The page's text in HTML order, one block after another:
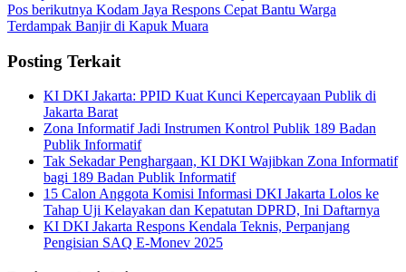
Pos berikutnya Kodam Jaya Respons Cepat Bantu Warga
Terdampak Banjir di Kapuk Muara
Posting Terkait
KI DKI Jakarta: PPID Kuat Kunci Kepercayaan Publik di
Jakarta Barat
Zona Informatif Jadi Instrumen Kontrol Publik 189 Badan
Publik Informatif
Tak Sekadar Penghargaan, KI DKI Wajibkan Zona Informatif
bagi 189 Badan Publik Informatif
15 Calon Anggota Komisi Informasi DKI Jakarta Lolos ke
Tahap Uji Kelayakan dan Kepatutan DPRD, Ini Daftarnya
KI DKI Jakarta Respons Kendala Teknis, Perpanjang
Pengisian SAQ E-Monev 2025